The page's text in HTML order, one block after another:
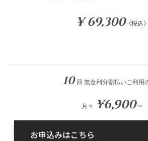
¥ 69,300（税込）
10 回 無金利分割払いご利用
月々 ¥6,900～
お申込みはこちら